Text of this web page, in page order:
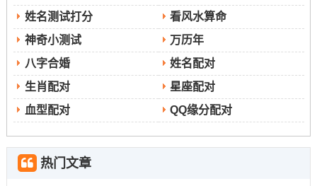
风水方位与生肖宜巳年太岁位于东南方，岁破方位
则在西北方、三煞位临东方。进行任何重要活动时
都应充分考虑这些方位的效应。
开业典礼不宜在西北（岁破方）举办，若无法避免;则需进
位），可于西北方摆放金属摆钟（如铜钟）来化解不利气
姓名测试打分
看风水算命
神奇小测试
万历年
八字合婚
姓名配对
生肖配对
星座配对
血型配对
QQ缘分配对
热门文章